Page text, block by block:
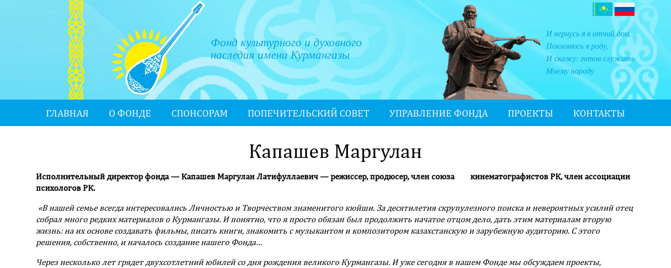
Фонд культурного и духовного
наследия имени Курмангазы
И вернусь я в отчий дом,
Поклонюсь я роду,
И скажу: готов служить
Моему народу
ГЛАВНАЯ О ФОНДЕ СПОНСОРАМ ПОПЕЧИТЕЛЬСКИЙ СОВЕТ УПРАВЛЕНИЕ ФОНДА ПРОЕКТЫ КОНТАКТЫ
Капашев Маргулан
Исполнительный директор фонда — Капашев Маргулан Латифуллаевич — режиссер, продюсер, член союза кинематографистов РК, член ассоциации
психологов РК.
«В нашей семье всегда интересовались Личностью и Творчеством знаменитого кюйши. За десятилетия скрупулезного поиска и невероятных усилий отец
собрал много редких материалов о Курмангазы. И понятно, что я просто обязан был продолжить начатое отцом дело, дать этим материалам вторую
жизнь: на их основе создавать фильмы, писать книги, знакомить с музыкантом и композитором казахстанскую и зарубежную аудиторию. С этого
решения, собственно, и началось создание нашего Фонда…
Через несколько лет грядет двухсотлетний юбилей со дня рождения великого Курмангазы. И уже сегодня в нашем Фонде мы обсуждаем проекты,